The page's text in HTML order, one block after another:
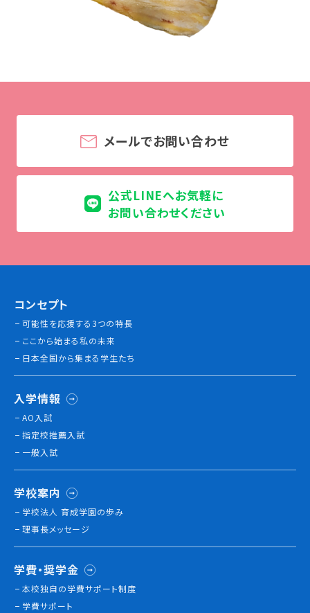
調理学科
Wライセンスコース
就職について
内定者VOICE
インターンシップ
活躍する卒業生
学校の特長
コンクールチャレンジ
海外研修
施設・設備紹介
先生紹介
キャンパスライフ
学生カフェ営業インフォメーション
コックコート紹介
メールでお問い合わせ
公式LINEへお気軽に
お問い合わせください
コンセプト
可能性を応援する3つの特長
ここから始まる私の未来
日本全国から集まる学生たち
入学情報
AO入試
指定校推薦入試
一般入試
学校案内
学校法人 育成学園の歩み
理事長メッセージ
学費・奨学金
本校独⾃の学費サポート制度
学費サポート